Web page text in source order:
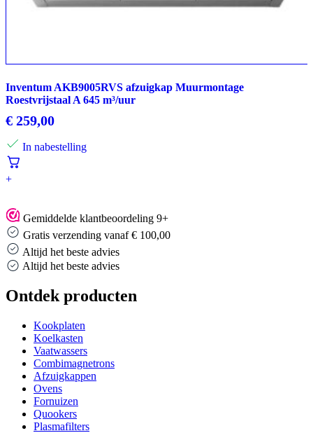
Inventum AKB9005RVS afzuigkap Muurmontage
Roestvrijstaal A 645 m³/uur
€ 259,00
In nabestelling
+
Gemiddelde klantbeoordeling 9+
Gratis verzending vanaf € 100,00
Altijd het beste advies
Altijd het beste advies
Ontdek producten
Kookplaten
Koelkasten
Vaatwassers
Combimagnetrons
Afzuigkappen
Ovens
Fornuizen
Quookers
Plasmafilters